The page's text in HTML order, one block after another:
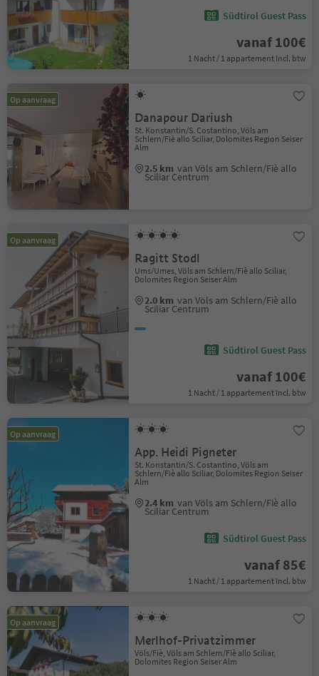
Südtirol Guest Pass
vanaf 100€
1 Nacht / 1 appartement Incl. btw
Op aanvraag
Danapour Dariush
St. Konstantin/S. Costantino, Völs am
Schlern/Fiè allo Sciliar, Dolomites Region Seiser
Alm
2.5 km van Völs am Schlern/Fiè allo
Sciliar Centrum
Op aanvraag
Ragitt Stodl
Ums/Umes, Völs am Schlern/Fiè allo Sciliar,
Dolomites Region Seiser Alm
2.0 km van Völs am Schlern/Fiè allo
Sciliar Centrum
Südtirol Guest Pass
vanaf 100€
1 Nacht / 1 appartement Incl. btw
Op aanvraag
App. Heidi Pigneter
St. Konstantin/S. Costantino, Völs am
Schlern/Fiè allo Sciliar, Dolomites Region Seiser
Alm
2.4 km van Völs am Schlern/Fiè allo
Sciliar Centrum
Südtirol Guest Pass
vanaf 85€
1 Nacht / 1 appartement Incl. btw
Op aanvraag
Merlhof-Privatzimmer
Völs/Fiè, Völs am Schlern/Fiè allo Sciliar,
Dolomites Region Seiser Alm